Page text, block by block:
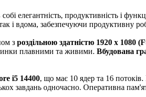
елегантність, продуктивність і
і вдома, забезпечуючи продуктивну
з роздільною здатністю 1920 x 1080
плавними та живими. Вбудована
i5 14400, що має 10 ядер та 16
завдань одночасно. Оперативна